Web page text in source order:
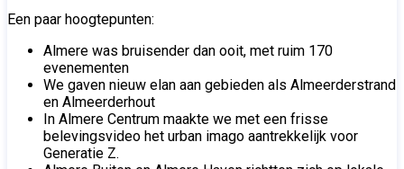
Een paar hoogtepunten:
Almere was bruisender dan ooit, met ruim 170
evenementen
We gaven nieuw elan aan gebieden als Almeerderstrand
en Almeerderhout
In Almere Centrum maakte we met een frisse
belevingsvideo het urban imago aantrekkelijk voor
Generatie Z.